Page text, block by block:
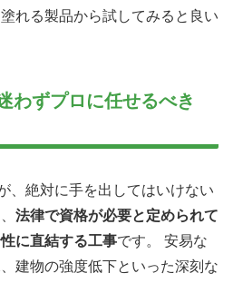
れる製品から試してみると良い
わずプロに任せるべき
、絶対に手を出してはいけない
法律で資格が必要と定められて
に直結する工事です。 安易な
建物の強度低下といった深刻な